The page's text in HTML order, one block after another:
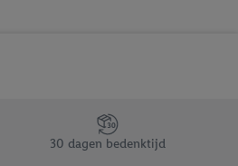
30 dagen bedenktijd